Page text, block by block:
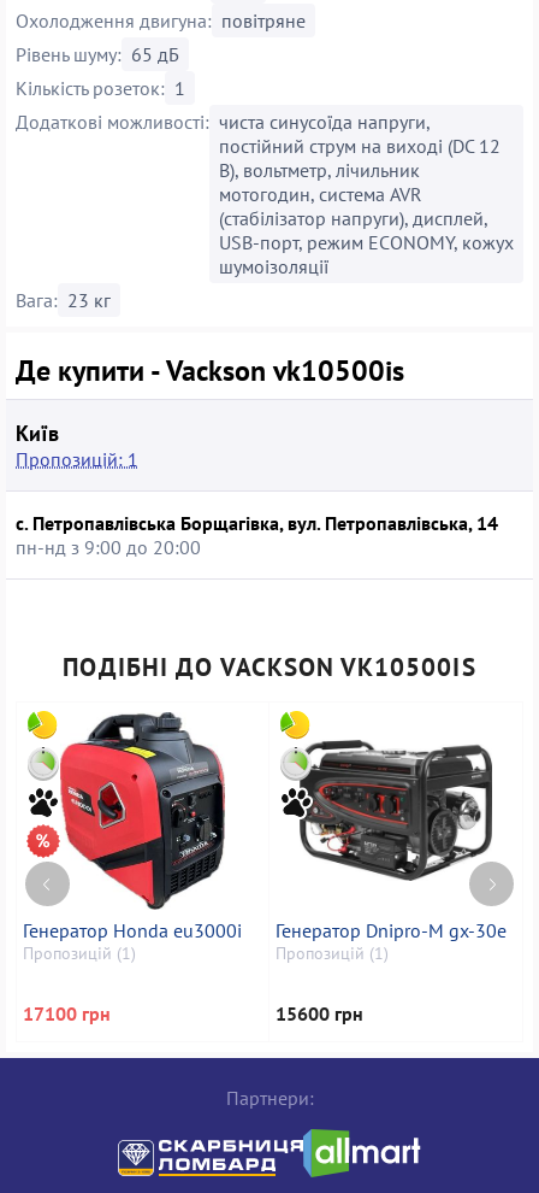
Охолодження двигуна: повітряне
Рівень шуму: 65 дБ
Кількість розеток: 1
Додаткові можливості: чиста синусоїда напруги,
постійний струм на виході (DC 12
В), вольтметр, лічильник
мотогодин, система AVR
(стабілізатор напруги), дисплей,
USB-порт, режим ECONOMY, кожух
шумоізоляції
Вага: 23 кг
Де купити - Vackson vk10500is
Київ
Пропозицій: 1
с. Петропавлівська Борщагівка, вул. Петропавлівська, 14
пн-нд з 9:00 до 20:00
ПОДІБНІ ДО VACKSON VK10500IS
Генератор Honda eu3000i
Пропозицій (1)
17100 грн
Генератор Dnipro-M gx-30e
Пропозицій (1)
15600 грн
Партнери: